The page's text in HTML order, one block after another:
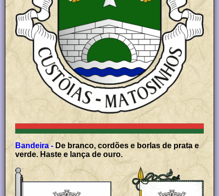
Bandeira - De branco, cordões e borlas de prata e
verde. Haste e lança de ouro.